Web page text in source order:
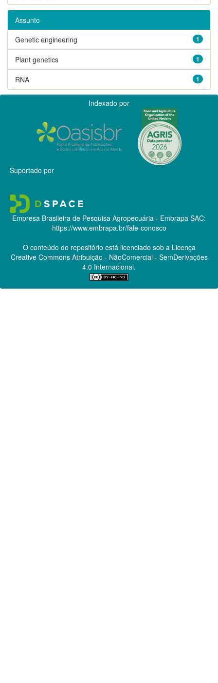
Assunto
1
Genetic engineering
1
Plant genetics
1
RNA
Indexado por
Suportado por
Empresa Brasileira de Pesquisa Agropecuária - Embrapa SAC:
https://www.embrapa.br/fale-conosco
O conteúdo do repositório está licenciado sob a Licença
Creative CommonsAtribuição - NãoComercial - SemDerivações
4.0 Internacional.